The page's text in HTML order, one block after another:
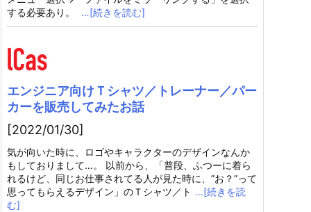
する必要あり。
…[続きを読む]
エンジニア向けＴシャツ／トレーナー／パー
カーを販売してみたお話
[2022/01/30]
気が向いた時に、ロゴやキャラクターのデザインなんか
もしておりまして…。 以前から、「普段、ふつーに着ら
れるけど、同じお仕事されてる人が見た時に、”お？”って
思ってもらえるデザイン」のＴシャツ／ト …[続きを読
む]